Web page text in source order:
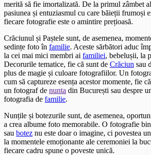
merită să fie imortalizată. De la primul zâmbet
pasiunea și entuziasmul cu care băieții frumoși
fiecare fotografie este o amintire prețioasă.
Crăciunul și Paștele sunt, de asemenea,
sedințe foto în familie. Aceste sărbători aduc
la cei mai mici membri ai familiei, bebelușii, la
Decorurile tematice, fie că sunt de Crăciun sau
plus de magie și culoare fotografiilor. Un
cum să captureze esența acestor momente, fie
un fotograf de nunta din București sau despre
fotografia de familie.
Nunțile și botezurile sunt, de asemenea,
a crea albume foto memorabile. O fotografie
sau botez nu este doar o imagine, ci povestea
la momentele emoționante ale ceremoniei la
fiecare cadru spune o poveste unică.